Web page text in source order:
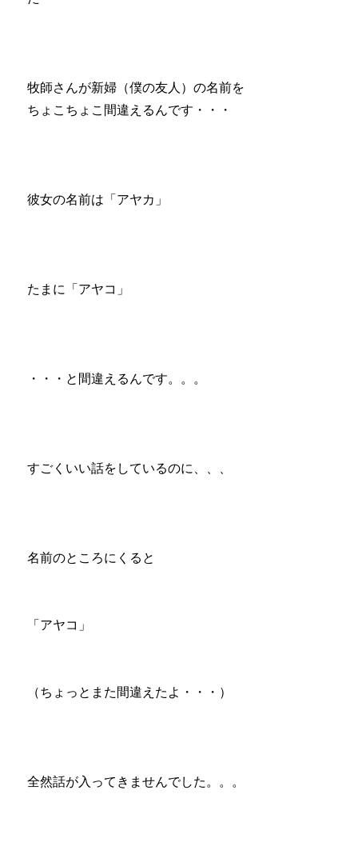
牧師さんが新婦（僕の友人）の名前を
ちょこちょこ間違えるんです・・・
彼女の名前は「アヤカ」
たまに「アヤコ」
・・・と間違えるんです。。。
すごくいい話をしているのに、、、
名前のところにくると
「アヤコ」
（ちょっとまた間違えたよ・・・）
全然話が入ってきませんでした。。。